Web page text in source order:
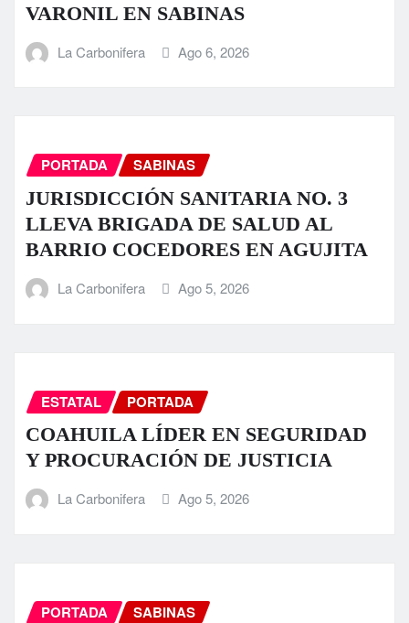
VARONIL EN SABINAS
La Carbonifera Ago 6, 2026
PORTADA SABINAS
JURISDICCIÓN SANITARIA NO. 3
LLEVA BRIGADA DE SALUD AL
BARRIO COCEDORES EN AGUJITA
La Carbonifera Ago 5, 2026
ESTATAL PORTADA
COAHUILA LÍDER EN SEGURIDAD
Y PROCURACIÓN DE JUSTICIA
La Carbonifera Ago 5, 2026
PORTADA SABINAS